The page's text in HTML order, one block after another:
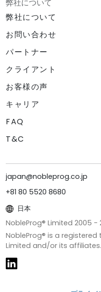
弊社について
弊社について
お問い合わせ
パートナー
クライアント
お客様の声
キャリア
FAQ
T&C
japan@nobleprog.co.jp
+81 80 5520 8680
日本
NobleProg® Limited 2005 -
NobleProg® is a
Limited and/or its affiliates.